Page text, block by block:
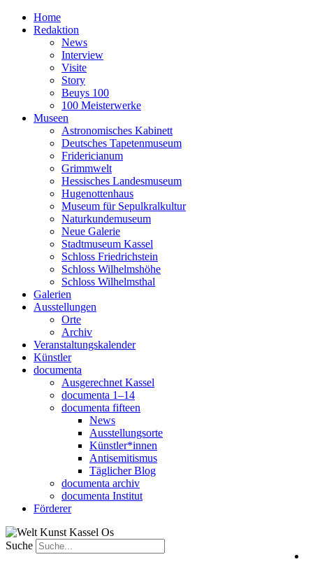
Home
Redaktion
News
Interview
Visite
Story
Beuys 100
100 Meisterwerke
Museen
Astronomisches Kabinett
Deutsches Tapetenmuseum
Fridericianum
Grimmwelt
Hessisches Landesmuseum
Hugenottenhaus
Museum für Sepulkralkultur
Naturkundemuseum
Neue Galerie
Stadtmuseum Kassel
Schloss Friedrichstein
Schloss Wilhelmshöhe
Schloss Wilhelmsthal
Galerien
Ausstellungen
Orte
Archiv
Veranstaltungskalender
Künstler
documenta
Ausgerechnet Kassel
documenta 1–14
documenta fifteen
News
Ausstellungsorte
Künstler*innen
Antisemitismus
Täglicher Blog
documenta archiv
documenta Institut
Förderer
Suche